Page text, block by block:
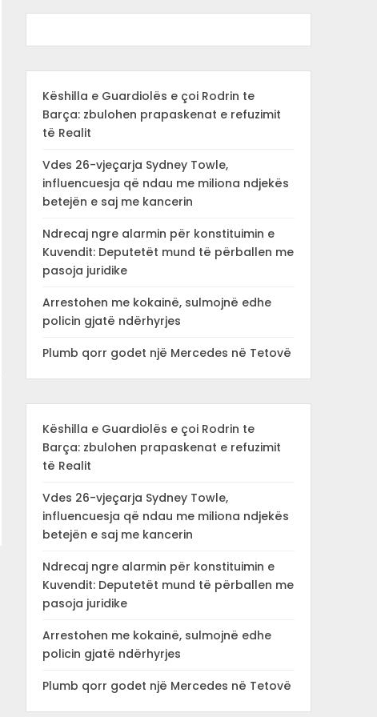
Këshilla e Guardiolës e çoi Rodrin te
Barça: zbulohen prapaskenat e refuzimit
të Realit
Vdes 26-vjeçarja Sydney Towle,
influencuesja që ndau me miliona ndjekës
betejën e saj me kancerin
Ndrecaj ngre alarmin për konstituimin e
Kuvendit: Deputetët mund të përballen me
pasoja juridike
Arrestohen me kokainë, sulmojnë edhe
policin gjatë ndërhyrjes
Plumb qorr godet një Mercedes në Tetovë
Këshilla e Guardiolës e çoi Rodrin te
Barça: zbulohen prapaskenat e refuzimit
të Realit
Vdes 26-vjeçarja Sydney Towle,
influencuesja që ndau me miliona ndjekës
betejën e saj me kancerin
Ndrecaj ngre alarmin për konstituimin e
Kuvendit: Deputetët mund të përballen me
pasoja juridike
Arrestohen me kokainë, sulmojnë edhe
policin gjatë ndërhyrjes
Plumb qorr godet një Mercedes në Tetovë